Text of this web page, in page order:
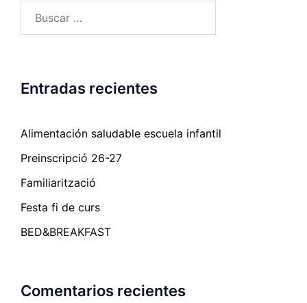
Entradas recientes
Alimentación saludable escuela infantil
Preinscripció 26-27
Familiarització
Festa fi de curs
BED&BREAKFAST
Comentarios recientes